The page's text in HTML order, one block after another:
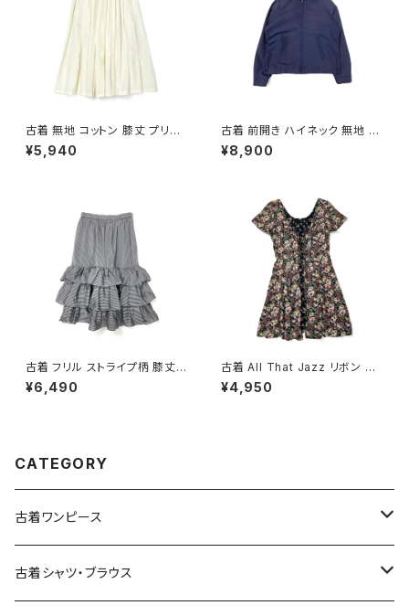
古着 無地 コットン 膝丈 プリー
ツ スカート ベージュ 生成り (b
a2607005)
¥5,940
古着 前開き ハイネック 無地 長
袖 アウター ライトジャケット 紺
(ttu2509089)
¥8,900
古着 フリル ストライプ柄 膝丈
ティアード スカート グレー (ba
2607011)
¥6,490
古着 All That Jazz リボン 花
柄 ミニ丈 半袖 ワンピース 黒
(oa2607076)
¥4,950
CATEGORY
古着ワンピース
古着長袖ワンピース
古着シャツ・ブラウス